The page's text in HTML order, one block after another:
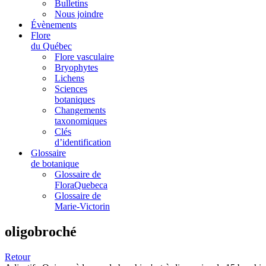
Bulletins
Nous joindre
Évènements
Flore
du Québec
Flore vasculaire
Bryophytes
Lichens
Sciences
botaniques
Changements
taxonomiques
Clés
d’identification
Glossaire
de botanique
Glossaire de
FloraQuebeca
Glossaire de
Marie-Victorin
oligobroché
Retour